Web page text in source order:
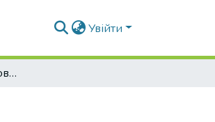
Увійти
Проєктування підсилювача сигналів для систем цифрового телевізійного мовлення